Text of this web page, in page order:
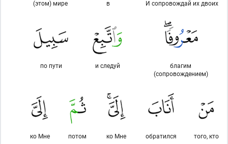
И сопровождай их двоих
в
(этом) мире
благим
(сопровождением)
и следуй
по пути
того, кто
обратился
ко Мне
потом
ко Мне